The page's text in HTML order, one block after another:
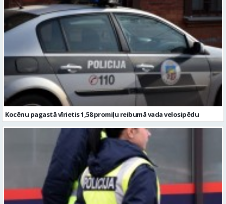
Kocēnu pagastā vīrietis 1,58 promiļu reibumā vada velosipēdu